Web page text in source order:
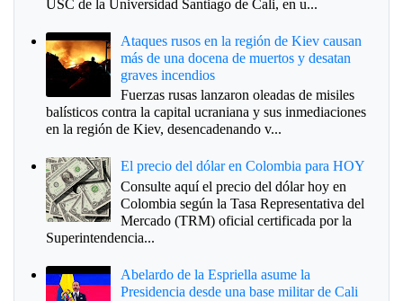
USC de la Universidad Santiago de Cali, en u...
Ataques rusos en la región de Kiev causan
más de una docena de muertos y desatan
graves incendios
Fuerzas rusas lanzaron oleadas de misiles
balísticos contra la capital ucraniana y sus inmediaciones
en la región de Kiev, desencadenando v...
El precio del dólar en Colombia para HOY
Consulte aquí el precio del dólar hoy en
Colombia según la Tasa Representativa del
Mercado (TRM) oficial certificada por la
Superintendencia...
Abelardo de la Espriella asume la
Presidencia desde una base militar de Cali